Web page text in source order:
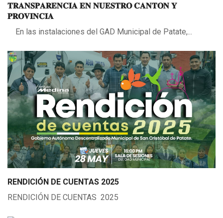
𝐓𝐑𝐀𝐍𝐒𝐏𝐀𝐑𝐄𝐍𝐂𝐈𝐀 𝐄𝐍 𝐍𝐔𝐄𝐒𝐓𝐑𝐎 𝐂𝐀𝐍𝐓𝐎𝐍 𝐘
𝐏𝐑𝐎𝐕𝐈𝐍𝐂𝐈𝐀
En las instalaciones del GAD Municipal de Patate,...
RENDICIÓN DE CUENTAS 2025
RENDICIÓN DE CUENTAS 2025